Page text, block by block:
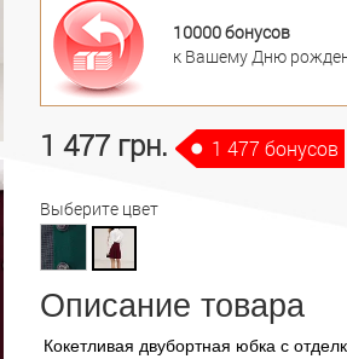
10000 бонусов
к Вашему Дню
1 477 грн. 1 477 бонусов
Выберите цвет
Описание товара
Кокетливая двубортная юбка с